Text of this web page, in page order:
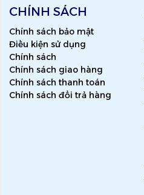
CHÍNH SÁCH
Chính sách bảo mật
Điều kiện sử dụng
Chính sách
Chính sách giao hàng
Chính sách thanh toán
Chính sách đổi trả hàng